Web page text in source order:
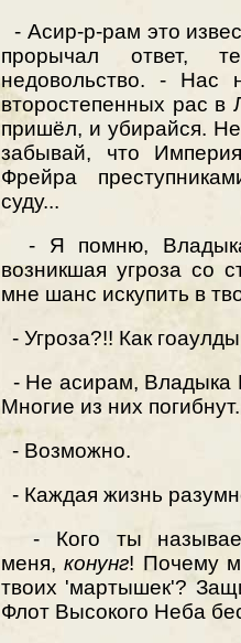
- Асир-р-рам это
прорычал ответ,
недовольство. - Нас
второстепенных рас в
пришёл, и убирайся.
забывай, что
Фрейра
суду...
- Я помню,
возникшая угроза со
мне шанс искупить в
- Угроза?!! Как
- Не асирам, Владыка
Многие из них
- Возможно.
- Каждая жизнь
- Кого ты
меня,конунг! Почему
твоих 'мартышек'?
Флот Высокого Неба